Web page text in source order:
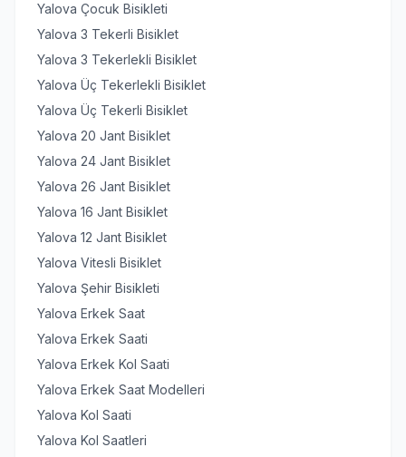
Yalova Çocuk Bisikleti
Yalova 3 Tekerli Bisiklet
Yalova 3 Tekerlekli Bisiklet
Yalova Üç Tekerlekli Bisiklet
Yalova Üç Tekerli Bisiklet
Yalova 20 Jant Bisiklet
Yalova 24 Jant Bisiklet
Yalova 26 Jant Bisiklet
Yalova 16 Jant Bisiklet
Yalova 12 Jant Bisiklet
Yalova Vitesli Bisiklet
Yalova Şehir Bisikleti
Yalova Erkek Saat
Yalova Erkek Saati
Yalova Erkek Kol Saati
Yalova Erkek Saat Modelleri
Yalova Kol Saati
Yalova Kol Saatleri